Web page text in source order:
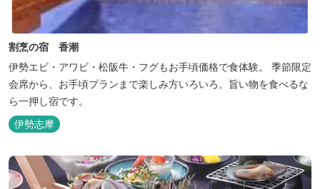
割烹の宿 香潮
伊勢エビ・アワビ・松阪牛・フグもお手頃価格で食体験。 季節限定
会席から、お手頃プランまで楽しみ方いろいろ。旨い物を食べるな
ら一押し宿です。
伊勢志摩